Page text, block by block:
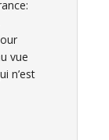
vue
n’est